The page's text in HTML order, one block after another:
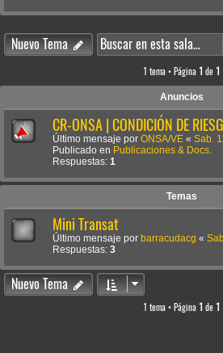
Nuevo Tema
1 tema • Página 1 de 1
Anuncios
CR-ONSA | CONDICIÓN DE
Último mensaje por ONSA/VE « Sab.
Publicado en Publicaciones & Docs.
Respuestas: 1
Temas
Mini Transat
Último mensaje por barracudacg «
Respuestas: 3
Nuevo Tema
1 tema • Página 1 de 1